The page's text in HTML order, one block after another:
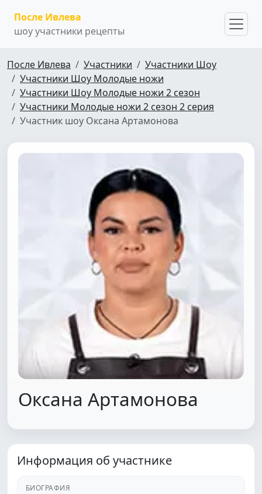
После Ивлева
шоу участники рецепты
После Ивлева Участники
Участники Шоу
Участники Шоу Молодые ножи
Участники Шоу Молодые ножи 2 сезон
Участники Молодые ножи 2 сезон 2 серия
Участник шоу Оксана Артамонова
Оксана Артамонова
Информация об участнике
БИОГРАФИЯ